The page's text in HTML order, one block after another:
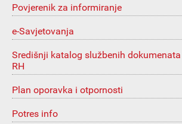
Povjerenik za informiranje
e-Savjetovanja
Središnji katalog službenih dokumenata
RH
Plan oporavka i otpornosti
Potres info